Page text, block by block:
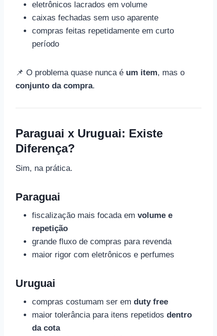
eletrônicos lacrados em volume
caixas fechadas sem uso aparente
compras feitas repetidamente em curto
período
📌 O problema quase nunca é um item, mas o
conjunto da compra.
Paraguai x Uruguai: Existe
Diferença?
Sim, na prática.
Paraguai
fiscalização mais focada em volume e
repetição
grande fluxo de compras para revenda
maior rigor com eletrônicos e perfumes
Uruguai
compras costumam ser em duty free
maior tolerância para itens repetidos dentro
da cota